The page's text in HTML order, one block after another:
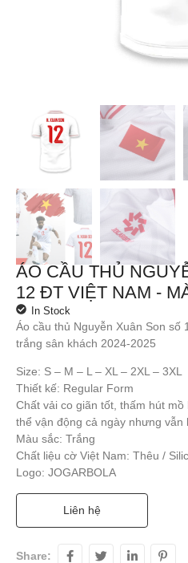
ÁO CẦU THỦ
12 ĐT VIỆT NAM -
In Stock
Áo cầu thủ Nguyễn Xuân Son số
trắng sân khách 2024-2025
Size: S – M – L – XL – 2XL – 3XL
Thiết kế: Regular Form
Chất vải co giãn tốt, thấm hút
thể vận động cả ngày nhưng vẫn
Màu sắc: Trắng
Chất liệu cờ Việt Nam: Thêu /
Logo: JOGARBOLA
Liên hệ
Share: